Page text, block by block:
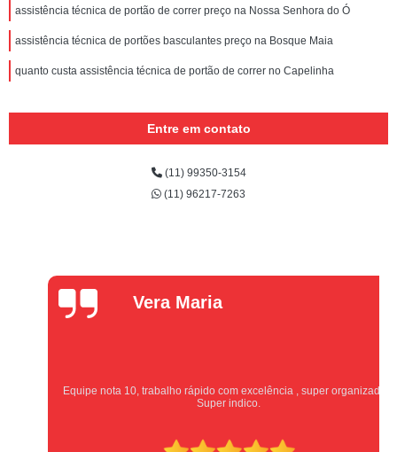
assistência técnica de portão de correr preço na Nossa Senhora do Ó
assistência técnica de portões basculantes preço na Bosque Maia
quanto custa assistência técnica de portão de correr no Capelinha
Entre em contato
(11) 99350-3154
(11) 96217-7263
Vera Maria
Equipe nota 10, trabalho rápido com excelência , super organizados.
Super indico.